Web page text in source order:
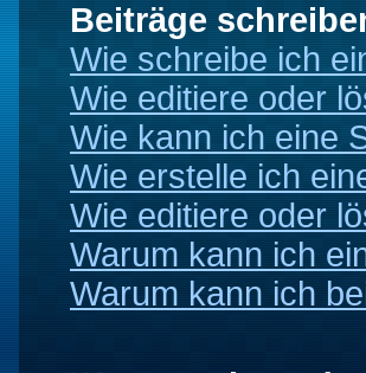
Beiträge
Wie schreibe ich
Wie editiere oder
Wie kann ich eine
Wie erstelle ich
Wie editiere oder
Warum kann ich
Warum kann ich